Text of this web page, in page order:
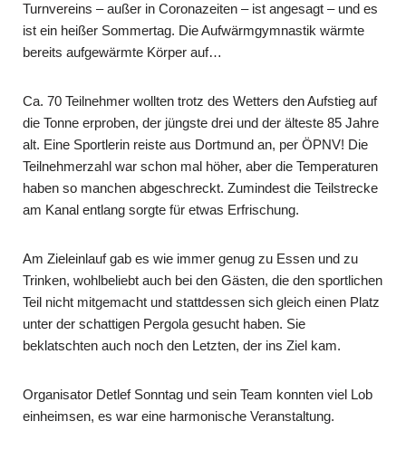
Turnvereins – außer in Corona­zeiten – ist angesagt – und es
ist ein heißer Sommertag. Die Aufwärmgymnastik wärmte
bereits aufgewärmte Körper auf…
Ca. 70 Teilnehmer wollten trotz des Wetters den Aufstieg auf
die Tonne erproben, der jüngste drei und der älteste 85 Jahre
alt. Eine Sportlerin reiste aus Dortmund an, per ÖPNV! Die
Teilnehmerzahl war schon mal höher, aber die Temperaturen
haben so manchen abgeschreckt. Zumindest die Teilstrecke
am Kanal entlang sorgte für etwas Erfrischung.
Am Zieleinlauf gab es wie immer genug zu Essen und zu
Trinken, wohlbeliebt auch bei den Gästen, die den sportlichen
Teil nicht mitgemacht und stattdessen sich gleich einen Platz
unter der schattigen Pergola gesucht haben. Sie
beklatschten auch noch den Letzten, der ins Ziel kam.
Organisator Detlef Sonntag und sein Team konnten viel Lob
einheimsen, es war eine harmonische Veranstaltung.